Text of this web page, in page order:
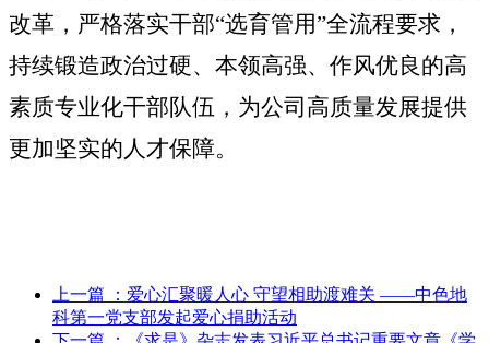
改革， 严格落实干部“选育管用”全流程要求 ，
持续锻造政治过硬、本领高强、作风优良的高
素质专业化干部队伍，为公司 高质量发展提供
更加坚实的 人才保障。
上一篇
：爱心汇聚暖人心 守望相助渡难关 ——中色地
科第一党支部发起爱心捐助活动